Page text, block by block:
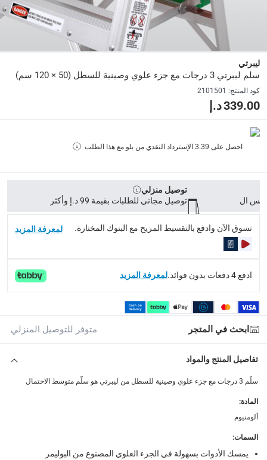
1204
الأبعاد
modelname
سلسلة 1200
1204
Delivery & Returns
delivery method
التوصيل المُتَتَبَّع: خلال 1 إلى 5 أيام عمل -توصيل مجاني للطلبات
delivery times
طلبات الطرود: توصيل خلال 1 إلى 3 أيام عمل -توصيل مجاني
توصيل المنتجات الكبيرة أو التي تحتاج تركيب: خلال 2 إلى 4 أيام عمل
collection
الاستلام من المتجر عبر خدمة “انقر واستلم” لمنتجات
إمكانية إرجاع المنتجات المؤهلة مجاناً خلال 30 يوماً.
سلم ليبرتي 3 درجات مع جزء علوي وصينية للسطل مقاس 50 × 120 سم
ليبرتي
سلم ليبرتي 3 درجات مع جزء علوي وصينية للسطل (50 × 120 سم)
كود المنتج:
2101501
339.00 د.إ
احصل على 3.39 الإسترداد النقدي من بلو مع هذا الطلب
توصيل منزلي
توصيل مجاني للطلبات بقيمة 99 د.إ وأكثر
تسوق الآن وادفع بالتقسيط المريح مع البنوك المختارة. لمعرفة المزيد
ادفع 4 دفعات بدون فوائد. لمعرفة المزيد
ابحث في المتجر متوفر للتوصيل المنزلي
تفاصيل المنتج والمواد
سلّم 3 درجات مع جزء علوي وصينية للسطل من ليبرتي هو سلّم متوسط الاحتمال
المادة:
ألومنيوم
السمات:
يمسك الأدوات بسهولة في الجزء العلوي المصنوع من البوليمر